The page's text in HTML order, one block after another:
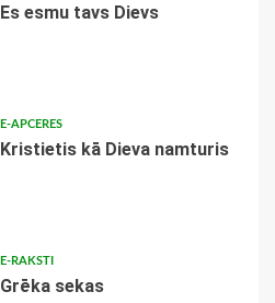
Es esmu tavs Dievs
E-APCERES
Kristietis kā Dieva namturis
E-RAKSTI
Grēka sekas